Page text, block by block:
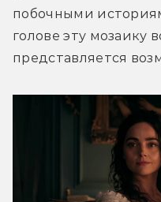
побочными
голове эту мозаику
представляется